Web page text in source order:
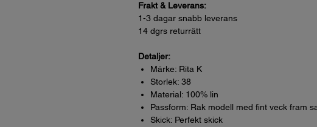
Frakt & Leverans:
1-3 dagar snabb leverans
14 dgrs returrätt
Detaljer:
Märke: Rita K
Storlek: 38
Material: 100% lin
Passform: Rak modell med fint veck fram
Skick: Perfekt skick